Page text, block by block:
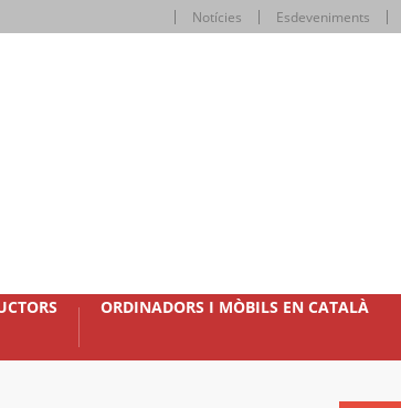
Notícies Esdeveniments
ORDINADORS I MÒBILS EN CATALÀ